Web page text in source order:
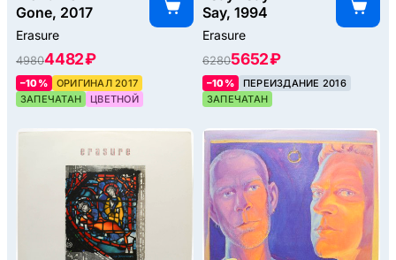
Gone, 2017
Erasure
49804482 ₽
–10%
ОРИГИНАЛ 2017
ЗАПЕЧАТАН
ЦВЕТНОЙ
Say, 1994
Erasure
62805652 ₽
–10%
ПЕРЕИЗДАНИЕ 2016
ЗАПЕЧАТАН